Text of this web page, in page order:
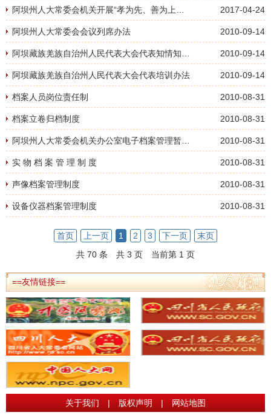
2017-04-24
阿坝州人大常委会会议列席办法 2010-09-14
2010-09-14
阿坝藏族羌族自治州人民代表大会代表培训办法 2010-09-14
档案人员岗位责任制 2010-08-31
档案立卷归档制度 2010-08-31
2010-08-31
实 物 档 案 管 理 制 度 2010-08-31
声像档案管理制度 2010-08-31
设备仪器档案管理制度 2010-08-31
首页 上一页 1 2 3 下一页
末页
共 70 条
共 3 页 当前第 1 页
==友情链接==
关于我们 | 版权声明 | 网站地图